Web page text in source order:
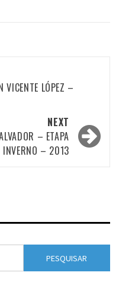
VICENTE LÓPEZ –
NEXT
– ETAPA
INVERNO – 2013